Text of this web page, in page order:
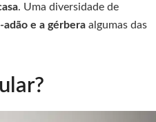
. Uma diversidade de
adão e a gérbera algumas das